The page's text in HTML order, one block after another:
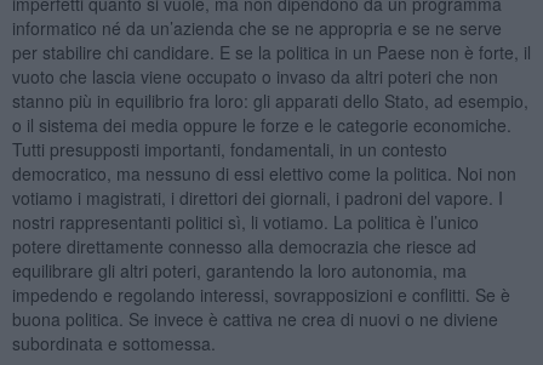
informatico né da un’azienda che se ne appropria e se ne serve
per stabilire chi candidare. E se la politica in un Paese non è forte, il
vuoto che lascia viene occupato o invaso da altri poteri che non
stanno più in equilibrio fra loro: gli apparati dello Stato, ad esempio,
o il sistema dei media oppure le forze e le categorie economiche.
Tutti presupposti importanti, fondamentali, in un contesto
democratico, ma nessuno di essi elettivo come la politica. Noi non
votiamo i magistrati, i direttori dei giornali, i padroni del vapore. I
nostri rappresentanti politici sì, li votiamo. La politica è l’unico
potere direttamente connesso alla democrazia che riesce ad
equilibrare gli altri poteri, garantendo la loro autonomia, ma
impedendo e regolando interessi, sovrapposizioni e conflitti. Se è
buona politica. Se invece è cattiva ne crea di nuovi o ne diviene
subordinata e sottomessa.